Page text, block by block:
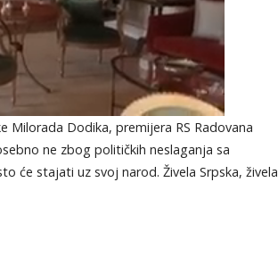
Milorada Dodika, premijera RS Radovana
ne zbog političkih neslaganja sa
će stajati uz svoj narod. Živela Srpska, živela